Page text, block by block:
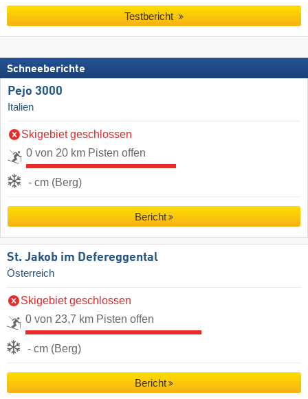
Testbericht
Schneeberichte
Pejo 3000
Italien
Skigebiet geschlossen
0 von 20 km Pisten offen
- cm (Berg)
Bericht
St. Jakob im Defereggental
Österreich
Skigebiet geschlossen
0 von 23,7 km Pisten offen
- cm (Berg)
Bericht